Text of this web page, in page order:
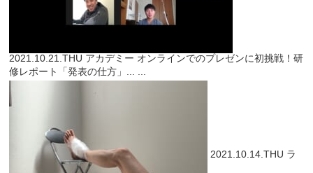
2021.10.21.THU アカデミー オンラインでのプレゼンに初挑戦！研
修レポート「発表の仕方」... ...
2021.10.14.THU ラ